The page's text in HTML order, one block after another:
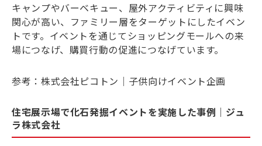
キャンプやバーベキュー、屋外アクティビティに興味
関心が高い、ファミリー層をターゲットにしたイベン
トです。イベントを通じてショッピングモールへの来
場につなげ、購買行動の促進につなげています。
参考： 株式会社ピコトン｜子供向けイベント企画
住宅展示場で化石発掘イベントを実施した事例｜ジュ
ラ株式会社